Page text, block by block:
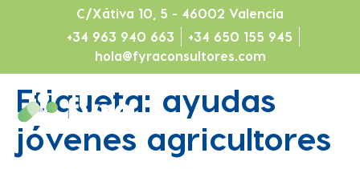
C/Xátiva 10, 5 - 46002 Valencia
+34 963 940 663
+34 650 155 945
hola@fyraconsultores.com
Etiqueta: ayudas
jóvenes agricultores